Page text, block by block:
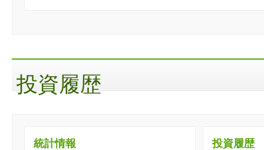
投資履歴
投資履歴
統計情報